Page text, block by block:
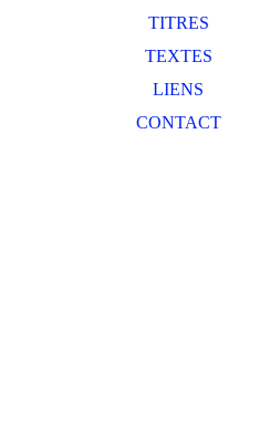
TITRES
TEXTES
LIENS
CONTACT